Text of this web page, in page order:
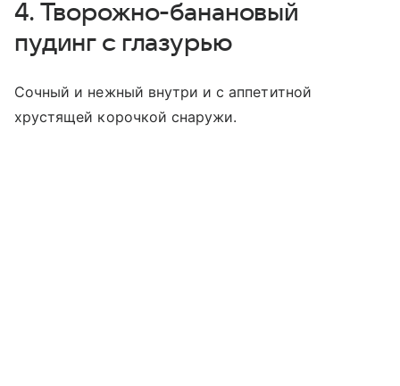
4. Творожно-банановый
пудинг с глазурью
Сочный и нежный внутри и с аппетитной
хрустящей корочкой снаружи.